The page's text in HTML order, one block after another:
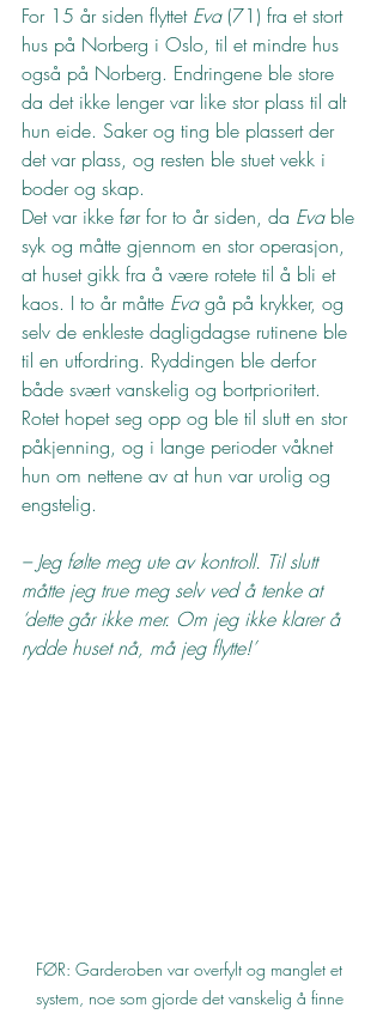
For 15 år siden flyttet Eva (71) fra et stort
hus på Norberg i Oslo, til et mindre hus
også på Norberg. Endringene ble store
da det ikke lenger var like stor plass til alt
hun eide. Saker og ting ble plassert der
det var plass, og resten ble stuet vekk i
boder og skap.
Det var ikke før for to år siden, da Eva ble
syk og måtte gjennom en stor operasjon,
at huset gikk fra å være rotete til å bli et
kaos. I to år måtte Eva gå på krykker, og
selv de enkleste dagligdagse rutinene ble
til en utfordring. Ryddingen ble derfor
både svært vanskelig og bortprioritert.
Rotet hopet seg opp og ble til slutt en stor
påkjenning, og i lange perioder våknet
hun om nettene av at hun var urolig og
engstelig.
– Jeg følte meg ute av kontroll. Til slutt
måtte jeg true meg selv ved å tenke at
‘dette går ikke mer. Om jeg ikke klarer å
rydde huset nå, må jeg flytte!’
FØR: Garderoben var overfylt og manglet et
system, noe som gjorde det vanskelig å finne